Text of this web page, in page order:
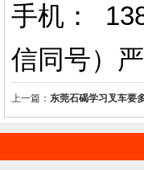
手机：
信同号）
上一篇： 东莞石碣学习叉车要